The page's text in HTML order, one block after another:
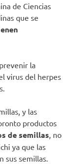
de Ciencias
que se
la
virus del herpes
y las
productos
de semillas, no
ya que las
sus semillas.